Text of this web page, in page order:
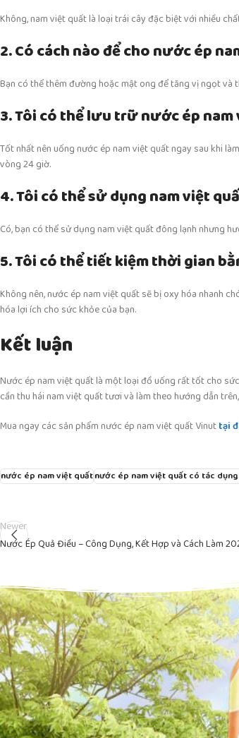
Không, nam việt quất là loại trái cây đặc biệt với nhiều
2. Có cách nào để cho nước ép
Bạn có thể thêm đường hoặc mật ong để tăng vị ngọt và
3. Tôi có thể lưu trữ nước ép
Tốt nhất nên uống nước ép nam việt quất ngay sau khi
vòng 24 giờ.
4. Tôi có thể sử dụng nam việt
Có, bạn có thể sử dụng nam việt quất đông lạnh nhưng
5. Tôi có thể tiết kiệm thời gian
Không nên, nước ép nam việt quất sẽ bị oxy hóa nhanh
hóa lợi ích cho sức khỏe của bạn.
Kết luận
Nước ép nam việt quất là một loại đồ uống rất tốt cho
cần thu hái nam việt quất tươi và làm theo hướng dẫn
Mua ngay các sản phẩm nước ép nam việt quất Vinuttại
nước ép nam việt quấtnước ép nam việt quất có tác
Newer
Nước Ép Quả Điều – Công Dụng, Kết Hợp và Cách Làm